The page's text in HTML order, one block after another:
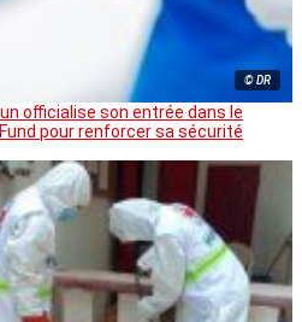
© DR
officialise son entrée dans le
pour renforcer sa sécurité